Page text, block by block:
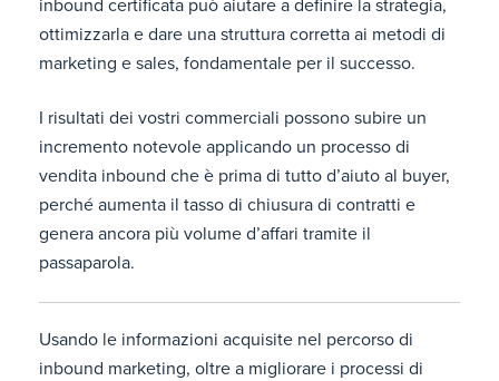
inbound certificata può aiutare a definire la strategia,
ottimizzarla e dare una struttura corretta ai metodi di
marketing e sales, fondamentale per il successo.
I risultati dei vostri commerciali possono subire un
incremento notevole applicando un processo di
vendita inbound che è prima di tutto d’aiuto al buyer,
perché aumenta il tasso di chiusura di contratti e
genera ancora più volume d’affari tramite il
passaparola.
Usando le informazioni acquisite nel percorso di
inbound marketing, oltre a migliorare i processi di